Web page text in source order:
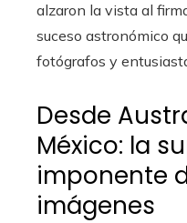
alzaron la vista al
suceso astronómico
fotógrafos y
Desde
México: la
imponente
imágenes